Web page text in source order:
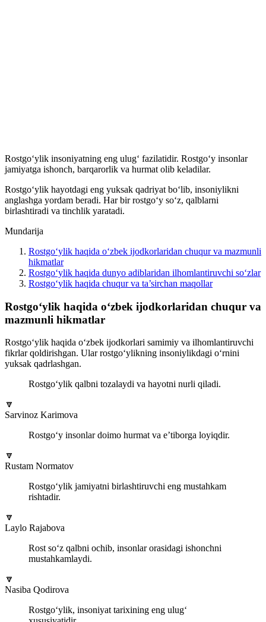
Rostgo‘ylik insoniyatning eng ulug‘ fazilatidir. Rostgo‘y insonlar
jamiyatga ishonch, barqarorlik va hurmat olib keladilar.
Rostgo‘ylik hayotdagi eng yuksak qadriyat bo‘lib, insoniylikni
anglashga yordam beradi. Har bir rostgo‘y so‘z, qalblarni
birlashtiradi va tinchlik yaratadi.
Mundarija
Rostgo‘ylik haqida o‘zbek ijodkorlaridan chuqur va mazmunli
hikmatlar
Rostgo‘ylik haqida dunyo adiblaridan ilhomlantiruvchi so‘zlar
Rostgo‘ylik haqida chuqur va ta’sirchan maqollar
Rostgo‘ylik haqida o‘zbek ijodkorlaridan chuqur va
mazmunli hikmatlar
Rostgo‘ylik haqida o‘zbek ijodkorlari samimiy va ilhomlantiruvchi
fikrlar qoldirishgan. Ular rostgo‘ylikning insoniylikdagi o‘rnini
yuksak qadrlashgan.
Rostgo‘ylik qalbni tozalaydi va hayotni nurli qiladi.
🔽
Sarvinoz Karimova
Rostgo‘y insonlar doimo hurmat va e’tiborga loyiqdir.
🔽
Rustam Normatov
Rostgo‘ylik jamiyatni birlashtiruvchi eng mustahkam
rishtadir.
🔽
Laylo Rajabova
Rost so‘z qalbni ochib, insonlar orasidagi ishonchni
mustahkamlaydi.
🔽
Nasiba Qodirova
Rostgo‘ylik, insoniyat tarixining eng ulug‘